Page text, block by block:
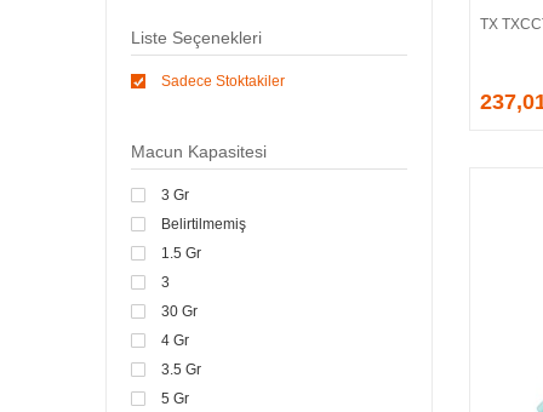
Liste Seçenekleri
Sadece Stoktakiler
Macun Kapasitesi
3 Gr
Belirtilmemiş
1.5 Gr
3
30 Gr
4 Gr
3.5 Gr
5 Gr
TX